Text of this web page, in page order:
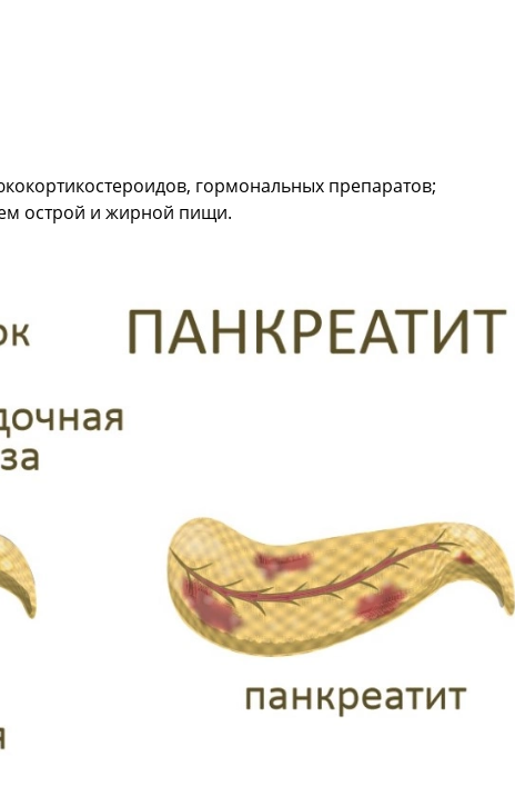
гормональных препаратов;
острой и жирной пищи.